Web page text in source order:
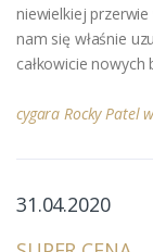
niewielkiej
nam się właśnie
całkowicie
cygara Rocky Patel
31.04.2020